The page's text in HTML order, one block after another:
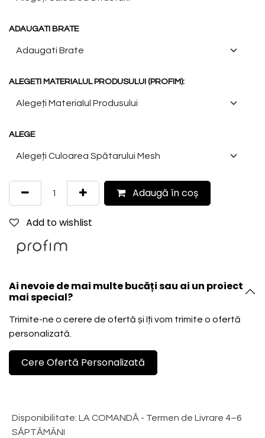
ADAUGATI BRATE
ALEGETI MATERIALUL PRODUSULUI (PROFIM):
ALEGE
Adaugă în coș
Add to wishlist
Ai nevoie de mai multe bucăți sau ai un proiect
mai special?
Trimite-ne o cerere de ofertă și îți vom trimite o ofertă
personalizată.
Cere Ofertă Personalizată
Disponibilitate: LA COMANDĂ - Termen de Livrare 4–6
SĂPTĂMÂNI